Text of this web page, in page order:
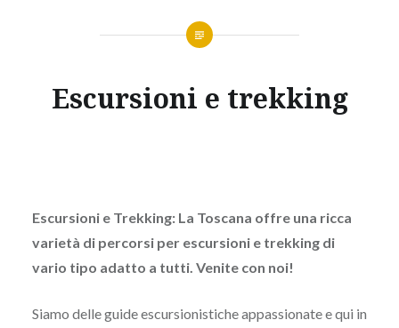
Escursioni e trekking
Escursioni e Trekking: La Toscana offre una ricca
varietà di percorsi per escursioni e trekking di
vario tipo adatto a tutti. Venite con noi!
Siamo delle guide escursionistiche appassionate e qui in